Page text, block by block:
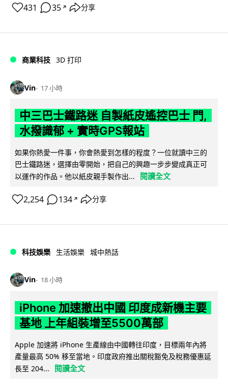
431 35 ↗ 分享
商業科技 3D 打印
Vin 17 小時
中三巴士鐵路迷 自製紙皮遙控巴士 門,
水撥識郁 + 實時GPS報站
如果你熱愛一件事，你會熱愛到怎樣的程度？一位就讀中三的
巴士鐵路迷，選擇由零開始，把自己的興趣一步步變成真正可
以運作的作品。他以紙皮親手製作出...
閱讀全文
2,254 134 ↗ 分享
科技娛樂 生活娛樂 城中熱話
Vin 18 小時
iPhone 加速撤出中國 印度成新機主要
基地 上年組裝增至5500萬部
Apple 加速將 iPhone 生產線由中國轉往印度，目標兩年內將
產量最高 50% 移至當地。印度政府推出關稅豁免及稅務優惠延
長至 204...
閱讀全文